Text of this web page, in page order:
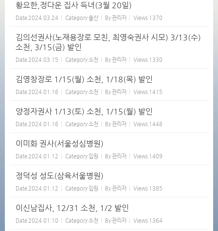
황요한,정다운 집사 득녀(3월 20일)
Date 2024.03.24 Category출산 By관리자 Views 1370
김의선권사(노재용장로 모친, 최영숙권사 시모) 3/13(수)
소천, 3/15(금) 발인
Date 2024.03.15 Category소천 By관리자 Views 1330
김영창장로 1/15(월) 소천, 1/18(목) 발인
Date 2024.01.16 Category소천 By관리자 Views 1415
양정자권사 1/13(토) 소천, 1/15(월) 발인
Date 2024.01.16 Category소천 By관리자 Views 1448
이미화 권사(서울성심병원)
Date 2024.01.12 Category 입원 By관리자 Views 1409
정덕성 성도(삼육서울병원)
Date 2024.01.12 Category 입원 By관리자 Views 1385
이신남집사, 12/31 소천, 1/2 발인
Date 2024.01.10 Category소천 By관리자 Views 1364